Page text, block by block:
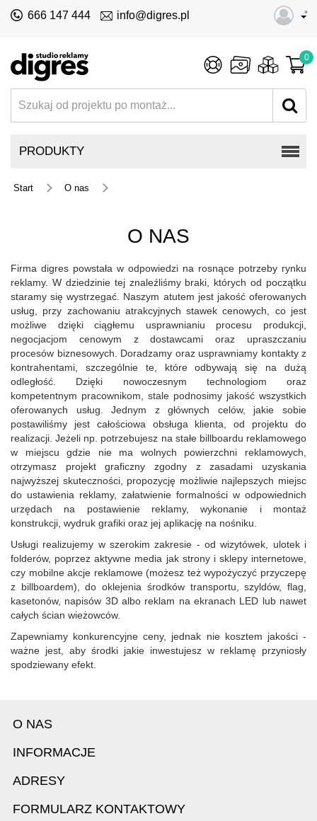
•
666 147 444 info@digres.pl
0
PRODUKTY
Start O nas
O NAS
Firma digres powstała w odpowiedzi na rosnące potrzeby rynku
reklamy. W dziedzinie tej znaleźliśmy braki, których od początku
staramy się wystrzegać. Naszym atutem jest jakość oferowanych
usług, przy zachowaniu atrakcyjnych stawek cenowych, co jest
możliwe dzięki ciągłemu usprawnianiu procesu produkcji,
negocjacjom cenowym z dostawcami oraz upraszczaniu
procesów biznesowych. Doradzamy oraz usprawniamy kontakty z
kontrahentami, szczególnie te, które odbywają się na dużą
odległość. Dzięki nowoczesnym technologiom oraz
kompetentnym pracownikom, stale podnosimy jakość wszystkich
oferowanych usług. Jednym z głównych celów, jakie sobie
postawiliśmy jest całościowa obsługa klienta, od projektu do
realizacji. Jeżeli np. potrzebujesz na stałe billboardu reklamowego
w miejscu gdzie nie ma wolnych powierzchni reklamowych,
otrzymasz projekt graficzny zgodny z zasadami uzyskania
najwyższej skuteczności, propozycję możliwie najlepszych miejsc
do ustawienia reklamy, załatwienie formalności w odpowiednich
urzędach na postawienie reklamy, wykonanie i montaż
konstrukcji, wydruk grafiki oraz jej aplikację na nośniku.
Usługi realizujemy w szerokim zakresie - od wizytówek, ulotek i
folderów, poprzez aktywne media jak strony i sklepy internetowe,
czy mobilne akcje reklamowe (możesz też wypożyczyć przyczepę
z billboardem), do oklejenia środków transportu, szyldów, flag,
kasetonów, napisów 3D albo reklam na ekranach LED lub nawet
całych ścian wieżowców.
Zapewniamy konkurencyjne ceny, jednak nie kosztem jakości -
ważne jest, aby środki jakie inwestujesz w reklamę przyniosły
spodziewany efekt.
O NAS
INFORMACJE
ADRESY
FORMULARZ KONTAKTOWY